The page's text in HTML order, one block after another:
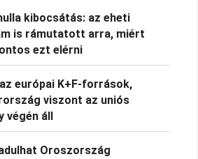
kibocsátás: az eheti
is rámutatott arra, miért
ezt elérni
európai K+F-források,
viszont az uniós
végén áll
Oroszország